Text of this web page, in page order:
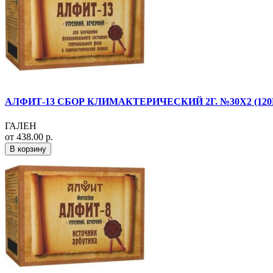
АЛФИТ-13 СБОР КЛИМАКТЕРИЧЕСКИЙ 2Г. №30Х2
ГАЛЕН
от 438.00 р.
В корзину